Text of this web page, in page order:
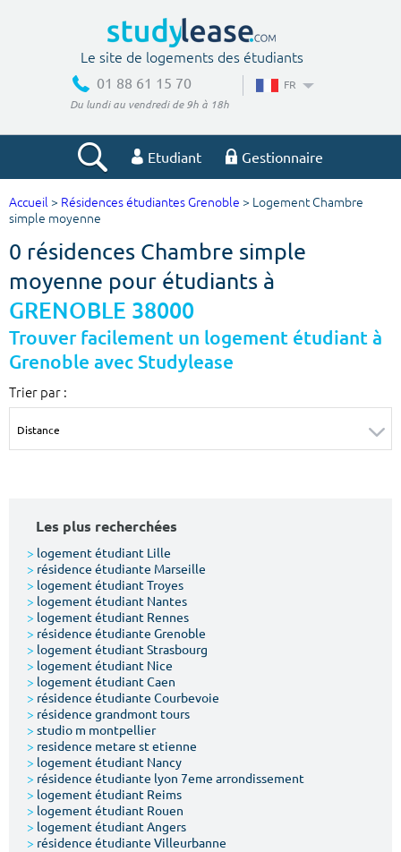
Le site de logements des étudiants
01 88 61 15 70
Du lundi au vendredi de 9h à 18h
FR
Etudiant Gestionnaire
Votre recherche
Ville, école
Budget min
€
Budget max
m² m²
Votre date d'entrée
Chercher
Accueil > Résidences étudiantes Grenoble > Logement Chambre
simple moyenne
0 résidences Chambre simple
moyenne pour étudiants à
GRENOBLE 38000
Trouver facilement un logement étudiant à
Grenoble avec Studylease
Trier par :
Les plus recherchées
> logement étudiant Lille
> résidence étudiante Marseille
> logement étudiant Troyes
> logement étudiant Nantes
> logement étudiant Rennes
> résidence étudiante Grenoble
> logement étudiant Strasbourg
> logement étudiant Nice
> logement étudiant Caen
> résidence étudiante Courbevoie
> résidence grandmont tours
> studio m montpellier
> residence metare st etienne
> logement étudiant Nancy
> résidence étudiante lyon 7eme arrondissement
> logement étudiant Reims
> logement étudiant Rouen
> logement étudiant Angers
> résidence étudiante Villeurbanne